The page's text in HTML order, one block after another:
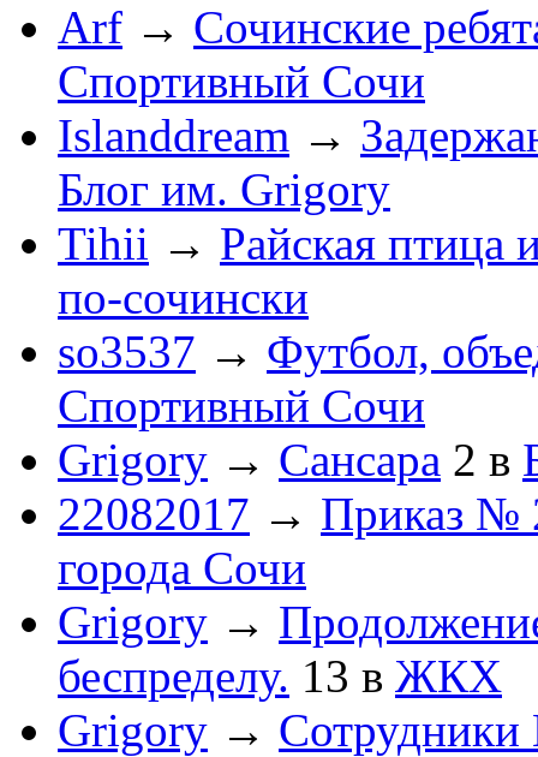
Arf → Сочинские
Спортивный Сочи
Islanddream →
Блог им. Grigory
Tihii → Райская птица
по-cочински
so3537 → Футбол,
Спортивный Сочи
Grigory → Сансара 2 в
22082017 → Приказ №
города Сочи
Grigory →
беспределу. 13 в ЖКХ
Grigory →